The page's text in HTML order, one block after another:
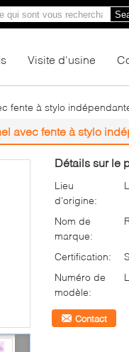
Visite d'usine
fente à stylo
avec fente à stylo
Détails sur le
Lieu
d'origine:
Nom de
marque:
Certification:
Numéro de
modèle:
Contact